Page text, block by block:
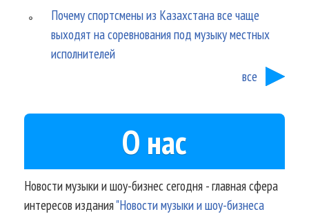
Почему спортсмены из Казахстана все чаще
выходят на соревнования под музыку местных
исполнителей
все
О нас
Новости музыки и шоу-бизнес сегодня - главная сфера
интересов издания"Новости музыки и шоу-бизнеса